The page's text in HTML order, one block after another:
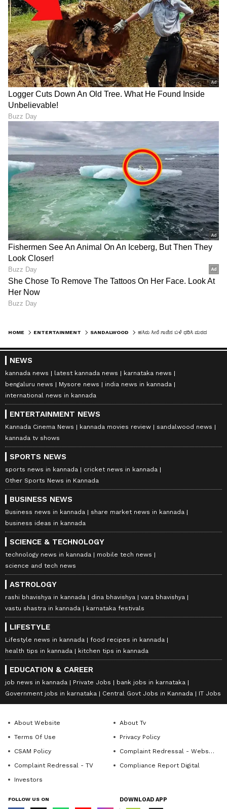
HOME ENTERTAINMENT SANDALWOOD
NEWS
kannada news latest kannada news
karnataka news
bengaluru news
Mysore news
india news in kannada
international news in kannada
ENTERTAINMENT NEWS
Kannada Cinema News kannada movies review
sandalwood news
kannada tv shows
SPORTS NEWS
sports news in kannada
cricket news in kannada
Other Sports News in Kannada
BUSINESS NEWS
Business news in kannada
share market news in kannada
business ideas in kannada
SCIENCE & TECHNOLOGY
technology news in kannada
mobile tech news
science and tech news
ASTROLOGY
rashi bhavishya in kannada dina bhavishya
vara bhavishya
vastu shastra in kannada
karnataka festivals
LIFESTYLE
Lifestyle news in kannada
food recipes in kannada
health tips in kannada
kitchen tips in kannada
EDUCATION & CAREER
job news in kannada Private Jobs
bank jobs in karnataka
Government jobs in karnataka
Central Govt Jobs in Kannada IT Jobs
About Website
About Tv
Terms Of Use
Privacy Policy
CSAM Policy
Complaint Redressal - Website
Complaint Redressal - TV
Compliance Report Digital
Investors
FOLLOW US ON DOWNLOAD APP